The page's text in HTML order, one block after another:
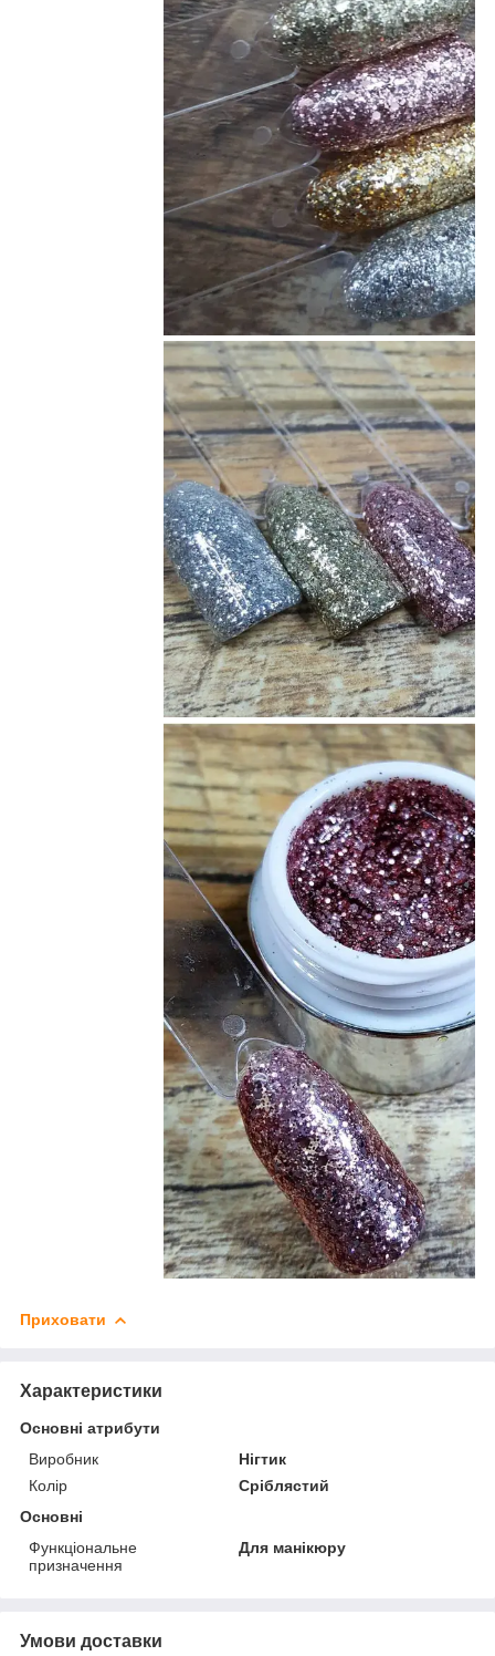
Приховати
Характеристики
Основні атрибути
Виробник
Нігтик
Колір
Сріблястий
Основні
Функціональне
призначення
Для манікюру
Умови доставки